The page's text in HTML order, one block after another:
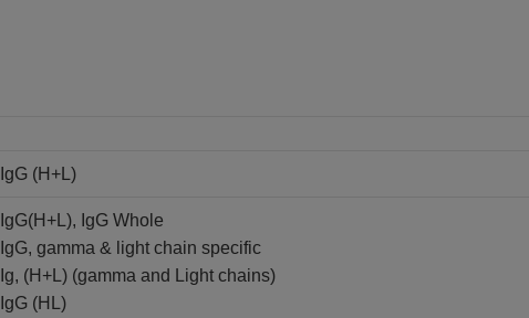
IgG (H+L)
IgG(H+L), IgG Whole
IgG, gamma & light chain specific
Ig, (H+L) (gamma and Light chains)
IgG (HL)